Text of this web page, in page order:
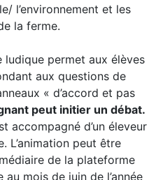
l’environnement et les
la ferme.
permet aux élèves
aux questions de
« d’accord et pas
peut initier un débat.
accompagné d’un éleveur
L’animation peut être
de la plateforme
au mois de juin de l’année